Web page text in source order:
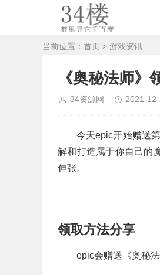
当前位置： 首页 > 游戏资讯
《奥秘法师》
34资源网 2021-
今天epic开始赠送
解和打造属于你自己的
伸张。
领取方法分享
epic会赠送《奥秘